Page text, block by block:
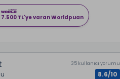
7.500 TL'ye varan Worldpuan
35 kullanıcı yorumu
8.6/10